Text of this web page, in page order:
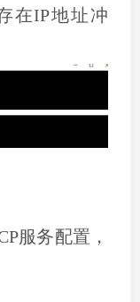
在IP地址冲
服务配置，